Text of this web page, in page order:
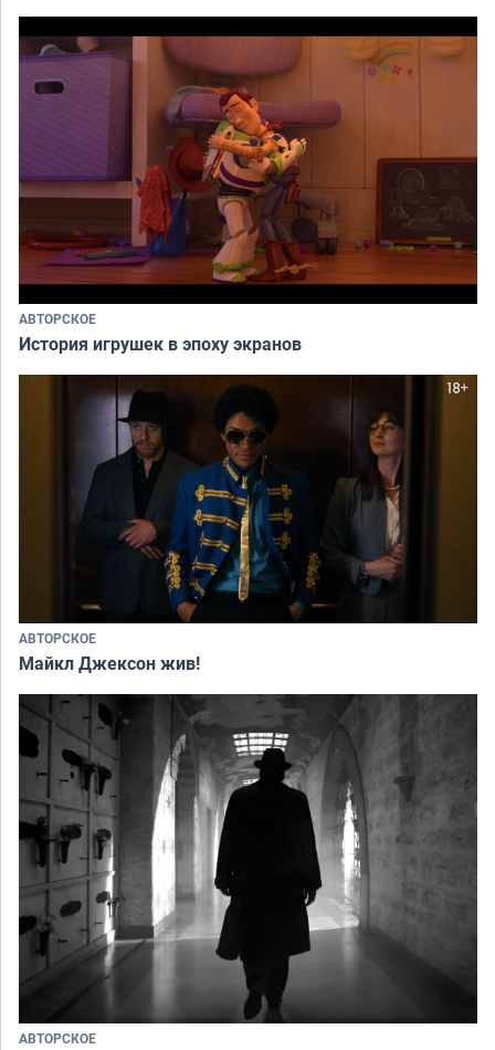
АВТОРСКОЕ
История игрушек в эпоху экранов
АВТОРСКОЕ
Майкл Джексон жив!
АВТОРСКОЕ